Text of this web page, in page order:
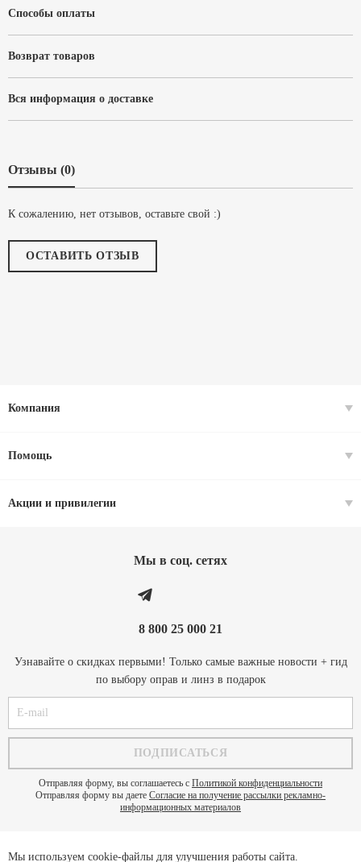
Способы оплаты
Возврат товаров
Вся информация о доставке
Отзывы (0)
К сожалению, нет отзывов, оставьте свой :)
ОСТАВИТЬ ОТЗЫВ
Компания
Помощь
Акции и привилегии
Мы в соц. cетях
8 800 25 000 21
Узнавайте о скидках первыми! Только самые важные новости + гид
по выбору оправ и линз в подарок
Отправляя форму, вы соглашаетесь с Политикой конфиденциальности
Отправляя форму вы даете Согласие на получение рассылки рекламно-
информационных материалов
Мы используем cookie-файлы для улучшения работы сайта.